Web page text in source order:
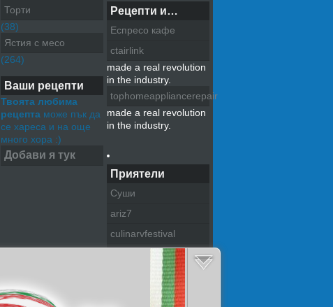
Рецепти и…
Еспресо кафе
ctairlink
made a real revolution
in the industry.
tophomeappliancerepair
made a real revolution
in the industry.
Приятели
Суши
ariz7
culinarvfestival
pazitel na tradiciite
Торти
(38)
Ястия с месо
(264)
Ваши рецепти
Твоята любима
рецепта може пък да
се хареса и на още
много хора :)
Добави я тук